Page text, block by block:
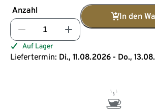
Anzahl
In den
Auf Lager
Liefertermin: Di., 11.08.2026 - Do.,